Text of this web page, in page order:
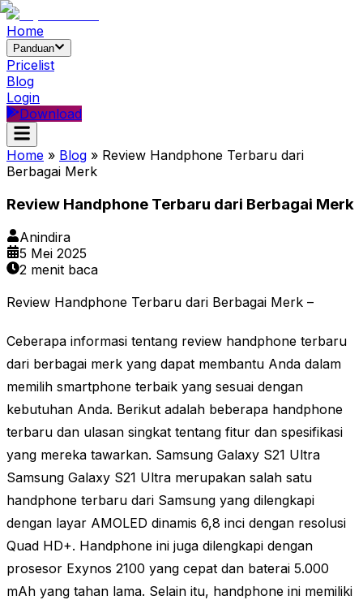
Home
Panduan
Pricelist
Blog
Login
Download
Home » Blog » Review Handphone Terbaru dari
Berbagai Merk
Review Handphone Terbaru dari Berbagai Merk
Anindira
5 Mei 2025
2 menit baca
Review Handphone Terbaru dari Berbagai Merk –
Ceberapa informasi tentang review handphone terbaru
dari berbagai merk yang dapat membantu Anda dalam
memilih smartphone terbaik yang sesuai dengan
kebutuhan Anda. Berikut adalah beberapa handphone
terbaru dan ulasan singkat tentang fitur dan spesifikasi
yang mereka tawarkan. Samsung Galaxy S21 Ultra
Samsung Galaxy S21 Ultra merupakan salah satu
handphone terbaru dari Samsung yang dilengkapi
dengan layar AMOLED dinamis 6,8 inci dengan resolusi
Quad HD+. Handphone ini juga dilengkapi dengan
prosesor Exynos 2100 yang cepat dan baterai 5.000
mAh yang tahan lama. Selain itu, handphone ini memiliki